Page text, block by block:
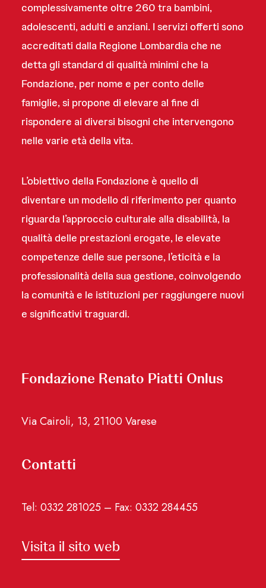
complessivamente oltre 260 tra bambini,
adolescenti, adulti e anziani. I servizi offerti sono
accreditati dalla Regione Lombardia che ne
detta gli standard di qualità minimi che la
Fondazione, per nome e per conto delle
famiglie, si propone di elevare al fine di
rispondere ai diversi bisogni che intervengono
nelle varie età della vita.
L’obiettivo della Fondazione è quello di
diventare un modello di riferimento per quanto
riguarda l’approccio culturale alla disabilità, la
qualità delle prestazioni erogate, le elevate
competenze delle sue persone, l’eticità e la
professionalità della sua gestione, coinvolgendo
la comunità e le istituzioni per raggiungere nuovi
e significativi traguardi.
Fondazione Renato Piatti Onlus
Via Cairoli, 13, 21100 Varese
Contatti
Tel: 0332 281025 – Fax: 0332 284455
Visita il sito web